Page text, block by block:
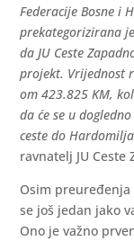
Federacije Bosne i
prekategorizirana
da JU Ceste
projekt. Vrijednost
om 423.825 KM,
da će se u
ceste do
ravnatelj JU
Osim
se još jedan jako
Ono je važno